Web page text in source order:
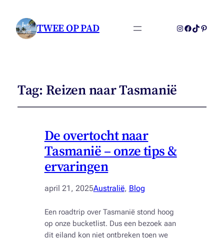
TWEE OP PAD Instagram
Facebook
TikTok
Tag: Reizen naar Tasmanië
De overtocht naar
Tasmanië – onze tips &
ervaringen
april 21, 2025Australië, Blog
Een roadtrip over Tasmanië stond hoog
op onze bucketlist. Dus een bezoek aan
dit eiland kon niet ontbreken toen we